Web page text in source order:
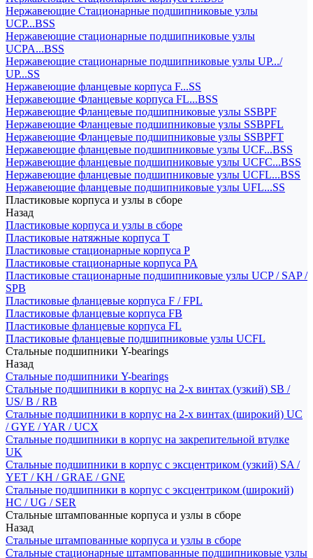
Нержавеющие Стационарные подшипниковые узлы
UCP...BSS
Нержавеющие стационарные подшипниковые узлы
UCPA...BSS
Нержавеющие стационарные подшипниковые узлы UP.../
UP...SS
Нержавеющие фланцевые корпуса F...SS
Нержавеющие Фланцевые корпуса FL...BSS
Нержавеющие Фланцевые подшипниковые узлы SSBPF
Нержавеющие Фланцевые подшипниковые узлы SSBPFL
Нержавеющие Фланцевые подшипниковые узлы SSBPFT
Нержавеющие фланцевые подшипниковые узлы UCF...BSS
Нержавеющие фланцевые подшипниковые узлы UCFC...BSS
Нержавеющие фланцевые подшипниковые узлы UCFL...BSS
Нержавеющие фланцевые подшипниковые узлы UFL...SS
Пластиковые корпуса и узлы в сборе
Назад
Пластиковые корпуса и узлы в сборе
Пластиковые натяжные корпуса T
Пластиковые стационарные корпуса P
Пластиковые стационарные корпуса PA
Пластиковые стационарные подшипниковые узлы UCP / SAP /
SPB
Пластиковые фланцевые корпуса F / FPL
Пластиковые фланцевые корпуса FB
Пластиковые фланцевые корпуса FL
Пластиковые фланцевые подшипниковые узлы UCFL
Стальные подшипники Y-bearings
Назад
Стальные подшипники Y-bearings
Стальные подшипники в корпус на 2-х винтах (узкий) SB /
US/ B / RB
Стальные подшипники в корпус на 2-х винтах (широкий) UC
/ GYE / YAR / UCX
Стальные подшипники в корпус на закрепительной втулке
UK
Стальные подшипники в корпус с эксцентриком (узкий) SA /
YET / KH / GRAE / GNE
Стальные подшипники в корпус с эксцентриком (широкий)
HC / UG / SER
Стальные штампованные корпуса и узлы в сборе
Назад
Стальные штампованные корпуса и узлы в сборе
Стальные стационарные штампованные подшипниковые узлы